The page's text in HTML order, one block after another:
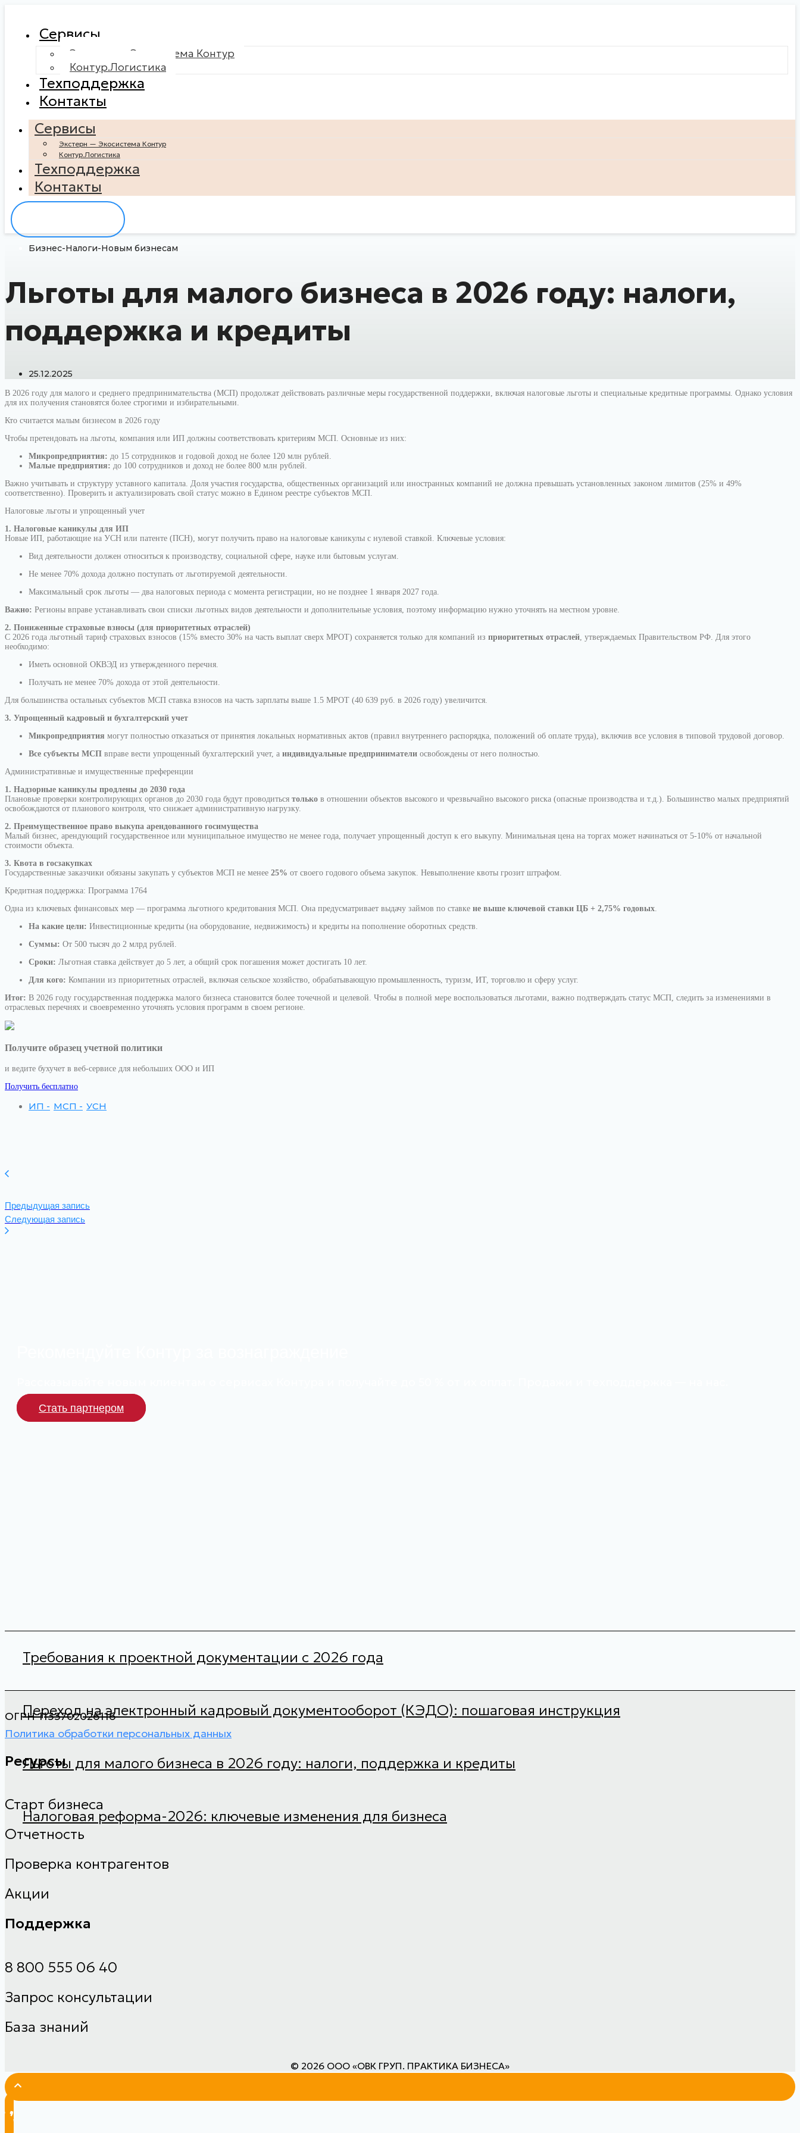
Сервисы
Экстерн — Экосистема Контур
Контур.Логистика
Техподдержка
Контакты
Сервисы
Экстерн — Экосистема Контур
Контур.Логистика
Техподдержка
Контакты
Бизнес-Налоги-Новым бизнесам
Льготы для малого бизнеса в 2026 году: налоги,
поддержка и кредиты
25.12.2025
В 2026 году для малого и среднего предпринимательства (МСП) продолжат действовать различные меры государственной поддержки, включая налоговые льготы и специальные кредитные программы. Однако условия
для их получения становятся более строгими и избирательными.
Кто считается малым бизнесом в 2026 году
Чтобы претендовать на льготы, компания или ИП должны соответствовать критериям МСП. Основные из них:
Микропредприятия: до 15 сотрудников и годовой доход не более 120 млн рублей.
Малые предприятия: до 100 сотрудников и доход не более 800 млн рублей.
Важно учитывать и структуру уставного капитала. Доля участия государства, общественных организаций или иностранных компаний не должна превышать установленных законом лимитов (25% и 49%
соответственно). Проверить и актуализировать свой статус можно в Едином реестре субъектов МСП.
Налоговые льготы и упрощенный учет
1. Налоговые каникулы для ИП
Новые ИП, работающие на УСН или патенте (ПСН), могут получить право на налоговые каникулы с нулевой ставкой. Ключевые условия:
Вид деятельности должен относиться к производству, социальной сфере, науке или бытовым услугам.
Не менее 70% дохода должно поступать от льготируемой деятельности.
Максимальный срок льготы — два налоговых периода с момента регистрации, но не позднее 1 января 2027 года.
Важно: Регионы вправе устанавливать свои списки льготных видов деятельности и дополнительные условия, поэтому информацию нужно уточнять на местном уровне.
2. Пониженные страховые взносы (для приоритетных отраслей)
С 2026 года льготный тариф страховых взносов (15% вместо 30% на часть выплат сверх МРОТ) сохраняется только для компаний из приоритетных отраслей, утверждаемых Правительством РФ. Для этого
необходимо:
Иметь основной ОКВЭД из утвержденного перечня.
Получать не менее 70% дохода от этой деятельности.
Для большинства остальных субъектов МСП ставка взносов на часть зарплаты выше 1.5 МРОТ (40 639 руб. в 2026 году) увеличится.
3. Упрощенный кадровый и бухгалтерский учет
Микропредприятия могут полностью отказаться от принятия локальных нормативных актов (правил внутреннего распорядка, положений об оплате труда), включив все условия в типовой трудовой договор.
Все субъекты МСП вправе вести упрощенный бухгалтерский учет, а индивидуальные предприниматели освобождены от него полностью.
Административные и имущественные преференции
1. Надзорные каникулы продлены до 2030 года
Плановые проверки контролирующих органов до 2030 года будут проводиться только в отношении объектов высокого и чрезвычайно высокого риска (опасные производства и т.д.). Большинство малых предприятий
освобождаются от планового контроля, что снижает административную нагрузку.
2. Преимущественное право выкупа арендованного госимущества
Малый бизнес, арендующий государственное или муниципальное имущество не менее года, получает упрощенный доступ к его выкупу. Минимальная цена на торгах может начинаться от 5-10% от начальной
стоимости объекта.
3. Квота в госзакупках
Государственные заказчики обязаны закупать у субъектов МСП не менее 25% от своего годового объема закупок. Невыполнение квоты грозит штрафом.
Кредитная поддержка: Программа 1764
Одна из ключевых финансовых мер — программа льготного кредитования МСП. Она предусматривает выдачу займов по ставке не выше ключевой ставки ЦБ + 2,75% годовых.
На какие цели: Инвестиционные кредиты (на оборудование, недвижимость) и кредиты на пополнение оборотных средств.
Суммы: От 500 тысяч до 2 млрд рублей.
Сроки: Льготная ставка действует до 5 лет, а общий срок погашения может достигать 10 лет.
Для кого: Компании из приоритетных отраслей, включая сельское хозяйство, обрабатывающую промышленность, туризм, ИТ, торговлю и сферу услуг.
Итог: В 2026 году государственная поддержка малого бизнеса становится более точечной и целевой. Чтобы в полной мере воспользоваться льготами, важно подтверждать статус МСП, следить за изменениями в
отраслевых перечнях и своевременно уточнять условия программ в своем регионе.
Получите образец учетной политики
и ведите бухучет в веб‑сервисе для небольших ООО и ИП
Получить бесплатно
ИП - МСП - УСН
Предыдущая запись
Следующая запись
Стать партнером
Требования к проектной документации с 2026 года
Переход на электронный кадровый документооборот (КЭДО): пошаговая инструкция
Льготы для малого бизнеса в 2026 году: налоги, поддержка и кредиты
Налоговая реформа-2026: ключевые изменения для бизнеса
ОГРН 1133702026116
Политика обработки персональных данных
Ресурсы
Старт бизнеса
Отчетность
Проверка контрагентов
Акции
Поддержка
8 800 555 06 40
Запрос консультации
База знаний
© 2026 ООО «ОВК ГРУП. ПРАКТИКА БИЗНЕСА»